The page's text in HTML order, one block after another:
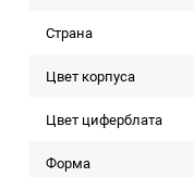
Страна
Цвет корпуса
Цвет циферблата
Форма